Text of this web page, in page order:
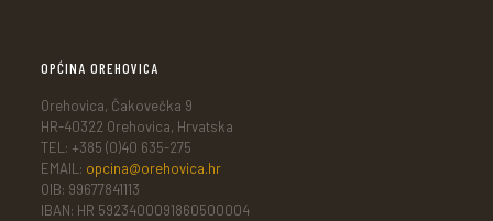
OPĆINA OREHOVICA
Orehovica, Čakovečka 9
HR-40322 Orehovica, Hrvatska
TEL: +385 (0)40 635-275
EMAIL: opcina@orehovica.hr
OIB: 99677841113
IBAN: HR 5923400091860500004